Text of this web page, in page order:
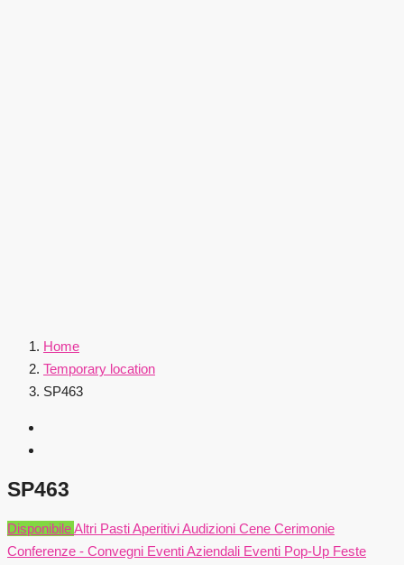
Home
Temporary location
SP463
SP463
DisponibileAltri PastiAperitiviAudizioni Cene Cerimonie
Conferenze - Convegni Eventi Aziendali Eventi Pop-Up Feste